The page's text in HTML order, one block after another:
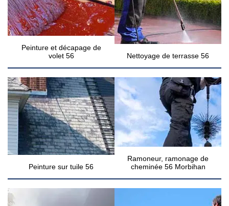
Peinture et décapage de
volet 56
Nettoyage de terrasse 56
Peinture sur tuile 56
Ramoneur, ramonage de
cheminée 56 Morbihan